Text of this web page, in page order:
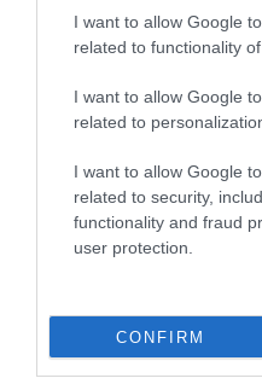
I want to allow Google
related to functionality
I want to allow Google
related to
I want to allow Google
related to security,
functionality and fraud
user protection.
CONFIRM